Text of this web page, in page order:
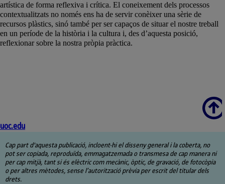
artística de forma reflexiva i crítica. El coneixement dels processos
contextualitzats no només ens ha de servir conèixer una sèrie de
recursos plàstics, sinó també per ser capaços de situar el nostre treball
en un període de la història i la cultura i, des d’aquesta posició,
reflexionar sobre la nostra pròpia pràctica.
Scroll
uoc.edu
Cap part d'aquesta publicació, incloent-hi el disseny general i la coberta, no
pot ser copiada, reproduïda, emmagatzemada o transmesa de cap manera ni
per cap mitjà, tant si és elèctric com mecànic, òptic, de gravació, de fotocòpia
o per altres mètodes, sense l’autorització prèvia per escrit del titular dels
drets.